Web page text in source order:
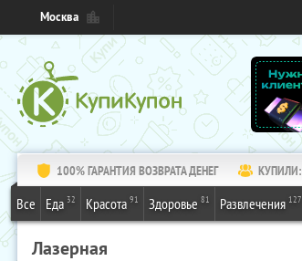
Москва
100% ГАРАНТИЯ ВОЗВРАТА ДЕНЕГ КУПИЛИ:
Все Еда 32 Красота 91 Здоровье 81 Развлечения 127
Лазерная